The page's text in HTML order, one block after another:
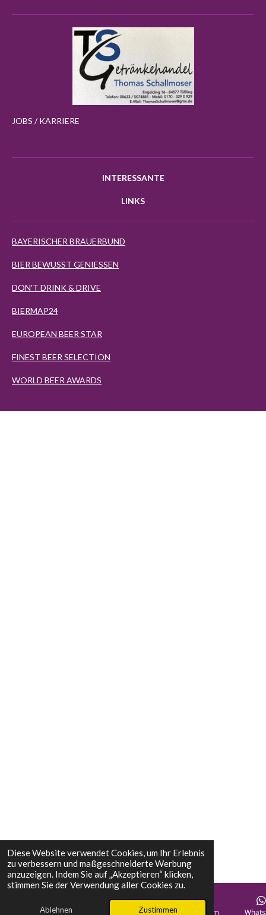
Diese Website verwendet Cookies, um Ihr Erlebnis
zu verbessern und maßgeschneiderte Werbung
anzuzeigen. Indem Sie auf „Akzeptieren“ klicken,
stimmen Sie der Verwendung aller Cookies zu.
Ablehnen Zustimmen
JOBS / KARRIERE
INTERESSANTE
LINKS
BAYERISCHER BRAUERBUND
BIER BEWUSST GENIESSEN
DON'T DRINK & DRIVE
BIERMAP24
EUROPEAN BEER STAR
FINEST BEER SELECTION
WORLD BEER AWARDS
E-Mail Karte Instagram